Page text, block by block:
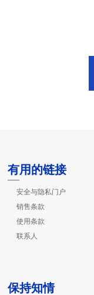
有用的链接
安全与隐私门户
销售条款
使用条款
联系人
保持知情